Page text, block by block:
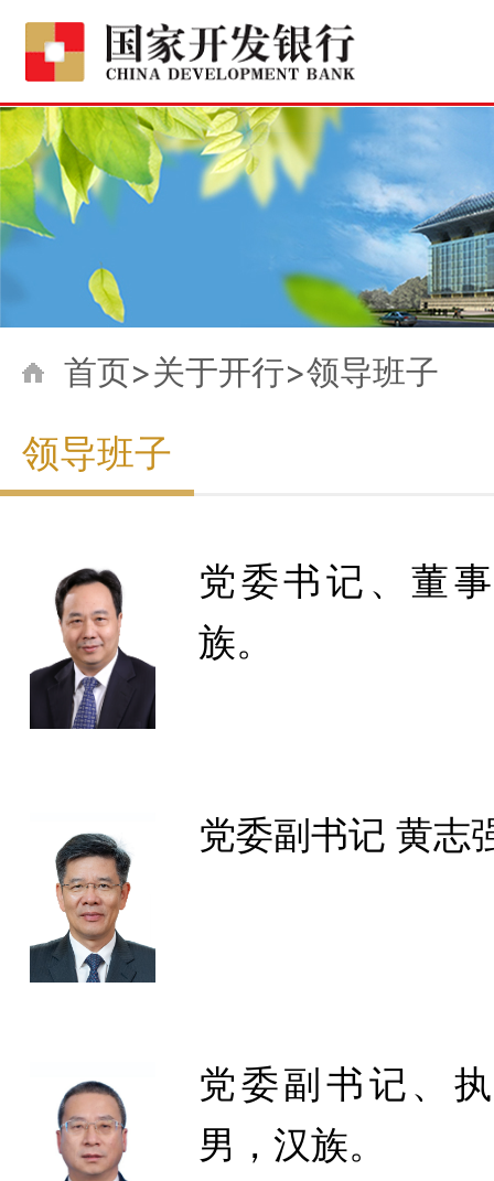
首页>关于开行>领导班子
领导班子
党委书记、董
族。
党委副书记 黄志
党委副书记、
男，汉族。